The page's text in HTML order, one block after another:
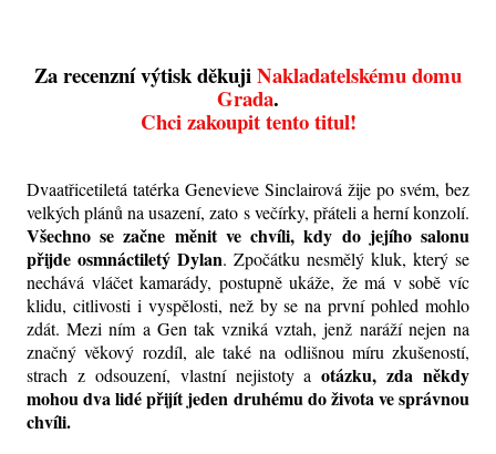
Za recenzní výtisk děkujiNakladatelskému domu
Grada.
Chci zakoupit tento titul!
Dvaatřicetiletá tatérka Genevieve Sinclairová žije po svém, bez
velkých plánů na usazení, zato s večírky, přáteli a herní konzolí.
Všechno se začne měnit ve chvíli, kdy do jejího salonu
přijde osmnáctiletý Dylan. Zpočátku nesmělý kluk, který se
nechává vláčet kamarády, postupně ukáže, že má v sobě víc
klidu, citlivosti i vyspělosti, než by se na první pohled mohlo
zdát. Mezi ním a Gen tak vzniká vztah, jenž naráží nejen na
značný věkový rozdíl, ale také na odlišnou míru zkušeností,
strach z odsouzení, vlastní nejistoty aotázku, zda někdy
mohou dva lidé přijít jeden druhému do života ve správnou
chvíli.